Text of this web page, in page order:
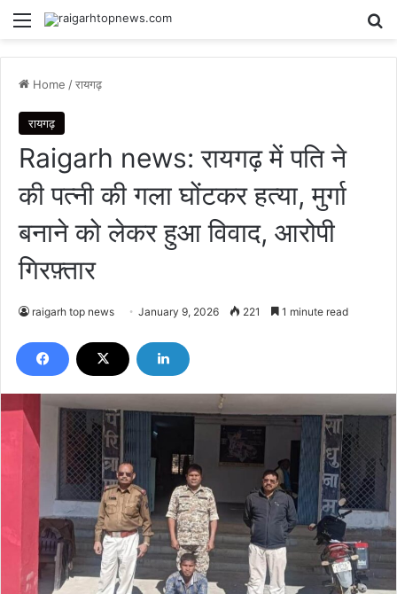
Menu
Home /रायगढ़
रायगढ़
Raigarh news: रायगढ़ में पति ने
की पत्नी की गला घोंटकर हत्या, मुर्गा
बनाने को लेकर हुआ विवाद, आरोपी
गिरफ़्तार
raigarh top news January 9, 2026 221 1 minute read